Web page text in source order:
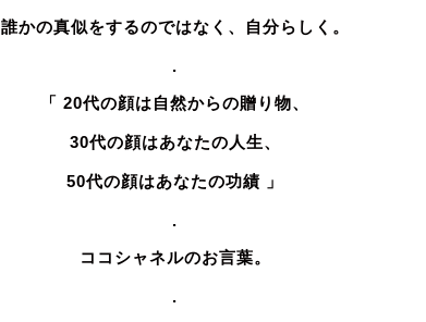
誰かの真似をするのではなく、自分らしく。
.
「 20代の顔は自然からの贈り物、
30代の顔はあなたの人生、
50代の顔はあなたの功績 」
.
ココシャネルのお言葉。
.